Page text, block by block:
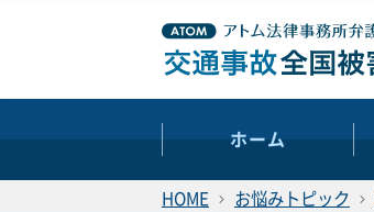
ホーム
HOME お悩みトピック